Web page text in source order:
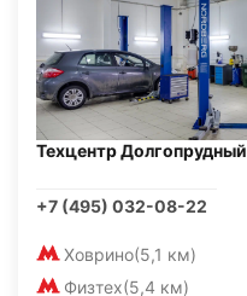
Техцентр Долгопрудный
+7 (495) 032-08-22
Ховрино(5,1 км)
Физтех(5,4 км)